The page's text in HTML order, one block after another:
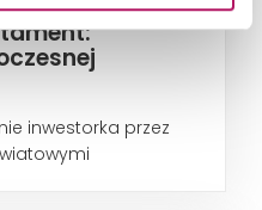
inwestorka przez